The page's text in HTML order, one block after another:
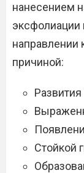
нанесением
эксфолиации
направлении
причиной:
Стойкой